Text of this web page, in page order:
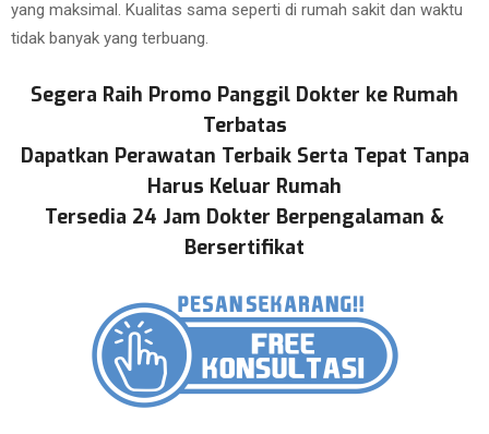
yang maksimal. Kualitas sama seperti di rumah sakit dan waktu
tidak banyak yang terbuang.
Segera Raih Promo Panggil Dokter ke Rumah
Terbatas
Dapatkan Perawatan Terbaik Serta Tepat Tanpa
Harus Keluar Rumah
Tersedia 24 Jam Dokter Berpengalaman &
Bersertifikat